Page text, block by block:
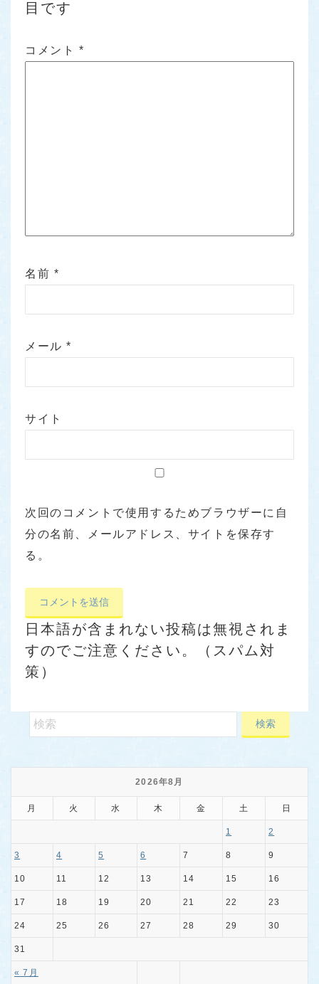
目です
コメント *
名前 *
メール*
サイト
次回のコメントで使用するためブラウザーに自
分の名前、メールアドレス、サイトを保存す
る。
日本語が含まれない投稿は無視されま
すのでご注意ください。（スパム対
策）
2026年8月
月 火 水 木 金 土 日
« 7月
1 2
3 4 5 6 7 8 9
10 11 12 13 14 15 16
17 18 19 20 21 22 23
24 25 26 27 28 29 30
31